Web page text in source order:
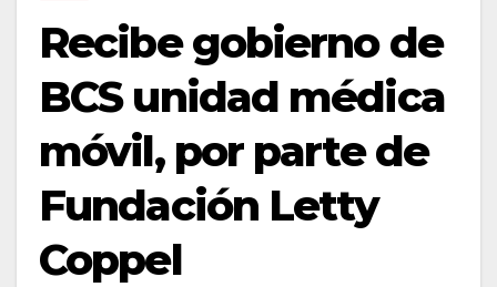
Recibe gobierno de
BCS unidad médica
móvil, por parte de
Fundación Letty
Coppel